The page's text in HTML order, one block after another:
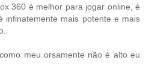
360 é melhor para jogar online, é
infinatemente mais potente e mais
meu orsamente não é alto eu